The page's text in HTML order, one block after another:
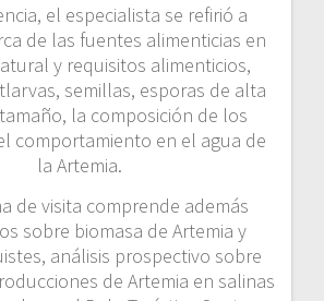
el especialista se refirió a
de las fuentes alimenticias en
y requisitos alimenticios,
semillas, esporas de alta
la composición de los
comportamiento en el agua de
la Artemia.
de visita comprende además
sobre biomasa de Artemia y
análisis prospectivo sobre
de Artemia en salinas